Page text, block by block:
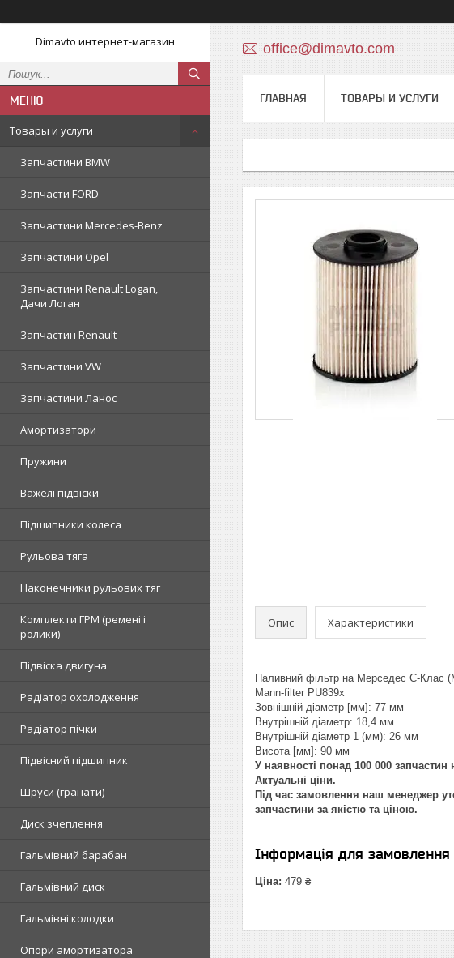
Dimavto интернет-магазин
Товары и услуги
Запчастини BMW
Запчасти FORD
Запчастини Mercedes-Benz
Запчастини Opel
Запчастини Renault Logan,
Дачи Логан
Запчастин Renault
Запчастини VW
Запчастини Ланос
Амортизатори
Пружини
Важелі підвіски
Підшипники колеса
Рульова тяга
Наконечники рульових тяг
Комплекти ГРМ (ремені і
ролики)
Підвіска двигуна
Радіатор охолодження
Радіатор пічки
Підвісний підшипник
Шруси (гранати)
Диск зчеплення
Гальмівний барабан
Гальмівний диск
Гальмівні колодки
Опори амортизатора
office@dimavto.com
ГЛАВНАЯ ТОВАРЫ И УСЛУГИ
Опис Характеристики
Паливний фільтр на Мерседес C-Клас
Mann-filter PU839x
Зовнішній діаметр [мм]: 77 мм
Внутрішній діаметр: 18,4 мм
Внутрішній діаметр 1 (мм): 26 мм
Висота [мм]: 90 мм
У наявності понад 100 000 запчастин
Актуальні ціни.
Під час замовлення наш менеджер
запчастини за якістю та ціною.
Інформація для замовлення
Ціна: 479 ₴